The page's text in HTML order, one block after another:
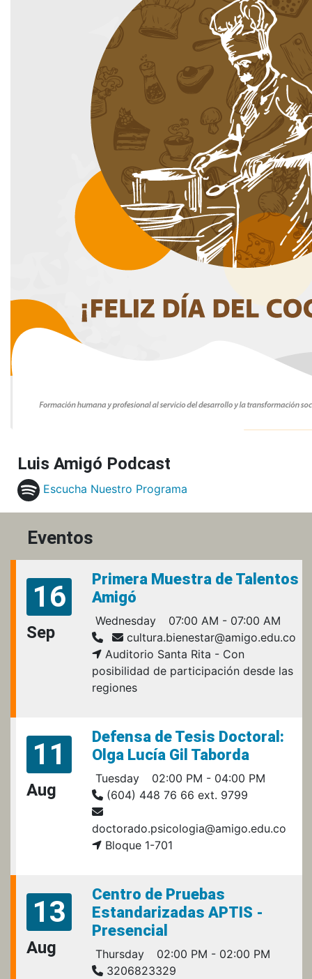
Luis Amigó Podcast
Escucha Nuestro Programa
Eventos
16
Sep
Primera Muestra de Talentos
Amigó
Wednesday
07:00 AM - 07:00 AM
cultura.bienestar@amigo.edu.co
Auditorio Santa Rita - Con
posibilidad de participación desde las
regiones
11
Aug
Defensa de Tesis Doctoral:
Olga Lucía Gil Taborda
Tuesday
02:00 PM - 04:00 PM
(604) 448 76 66 ext. 9799
doctorado.psicologia@amigo.edu.co
Bloque 1-701
13
Aug
Centro de Pruebas
Estandarizadas APTIS -
Presencial
Thursday
02:00 PM - 02:00 PM
3206823329